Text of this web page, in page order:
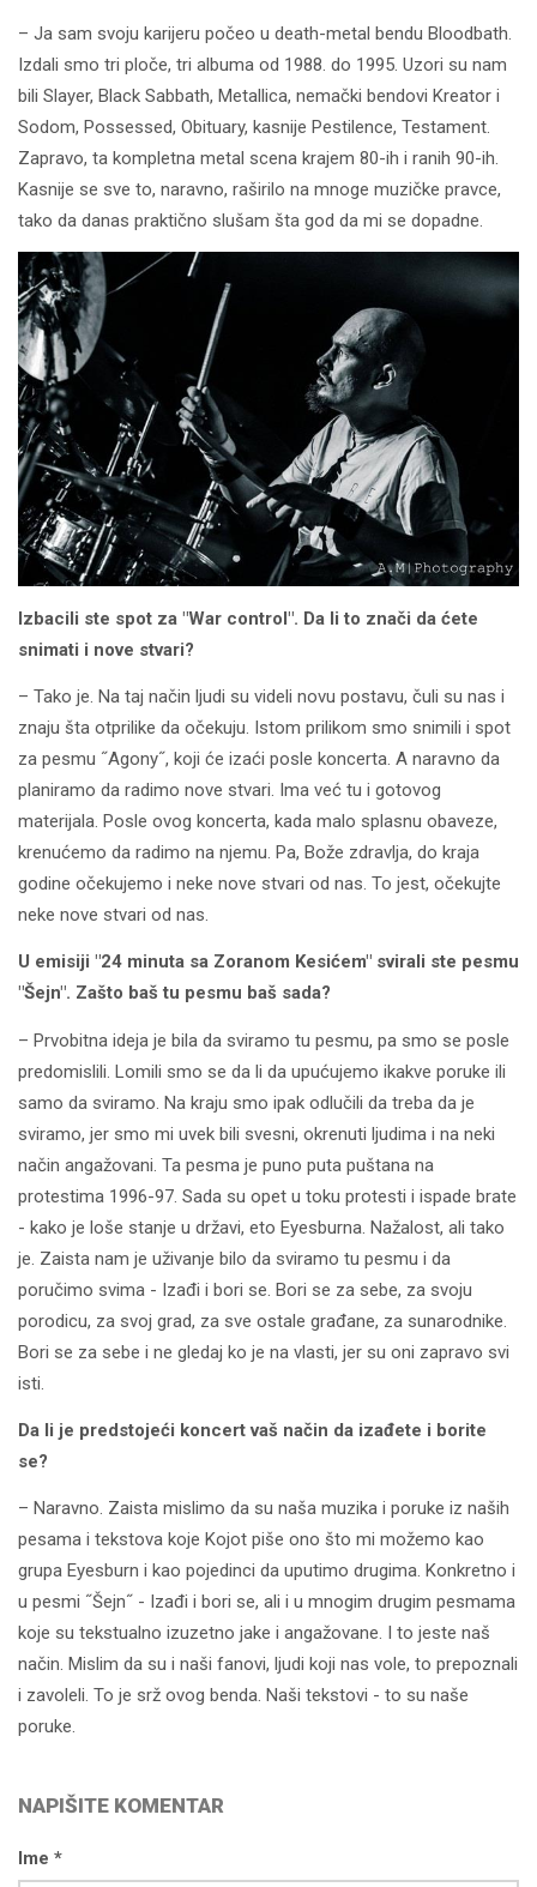
– Ja sam svoju karijeru počeo u death-metal bendu Bloodbath.
Izdali smo tri ploče, tri albuma od 1988. do 1995. Uzori su nam
bili Slayer, Black Sabbath, Metallica, nemački bendovi Kreator i
Sodom, Possessed, Obituary, kasnije Pestilence, Testament.
Zapravo, ta kompletna metal scena krajem 80-ih i ranih 90-ih.
Kasnije se sve to, naravno, raširilo na mnoge muzičke pravce,
tako da danas praktično slušam šta god da mi se dopadne.
Izbacili ste spot za "War control". Da li to znači da ćete
snimati i nove stvari?
– Tako je. Na taj način ljudi su videli novu postavu, čuli su nas i
znaju šta otprilike da očekuju. Istom prilikom smo snimili i spot
za pesmu ˝Agony˝, koji će izaći posle koncerta. A naravno da
planiramo da radimo nove stvari. Ima već tu i gotovog
materijala. Posle ovog koncerta, kada malo splasnu obaveze,
krenućemo da radimo na njemu. Pa, Bože zdravlja, do kraja
godine očekujemo i neke nove stvari od nas. To jest, očekujte
neke nove stvari od nas.
U emisiji "24 minuta sa Zoranom Kesićem" svirali ste pesmu
"Šejn". Zašto baš tu pesmu baš sada?
– Prvobitna ideja je bila da sviramo tu pesmu, pa smo se posle
predomislili. Lomili smo se da li da upućujemo ikakve poruke ili
samo da sviramo. Na kraju smo ipak odlučili da treba da je
sviramo, jer smo mi uvek bili svesni, okrenuti ljudima i na neki
način angažovani. Ta pesma je puno puta puštana na
protestima 1996-97. Sada su opet u toku protesti i ispade brate
- kako je loše stanje u državi, eto Eyesburna. Nažalost, ali tako
je. Zaista nam je uživanje bilo da sviramo tu pesmu i da
poručimo svima - Izađi i bori se. Bori se za sebe, za svoju
porodicu, za svoj grad, za sve ostale građane, za sunarodnike.
Bori se za sebe i ne gledaj ko je na vlasti, jer su oni zapravo svi
isti.
Da li je predstojeći koncert vaš način da izađete i borite
se?
– Naravno. Zaista mislimo da su naša muzika i poruke iz naših
pesama i tekstova koje Kojot piše ono što mi možemo kao
grupa Eyesburn i kao pojedinci da uputimo drugima. Konkretno i
u pesmi ˝Šejn˝ - Izađi i bori se, ali i u mnogim drugim pesmama
koje su tekstualno izuzetno jake i angažovane. I to jeste naš
način. Mislim da su i naši fanovi, ljudi koji nas vole, to prepoznali
i zavoleli. To je srž ovog benda. Naši tekstovi - to su naše
poruke.
NAPIŠITE KOMENTAR
Ime *